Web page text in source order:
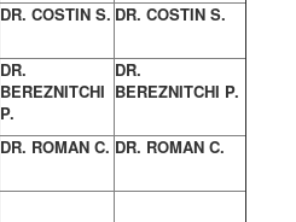
DR. COSTIN S. DR. COSTIN S.
DR.
BEREZNITCHI
P.
DR.
BEREZNITCHI P.
DR. ROMAN C. DR. ROMAN C.